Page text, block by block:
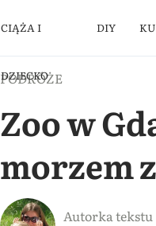
CIĄŻA I
DZIECKO
DIY
PODRÓŻE
Zoo w
morzem
Autorka tekstu